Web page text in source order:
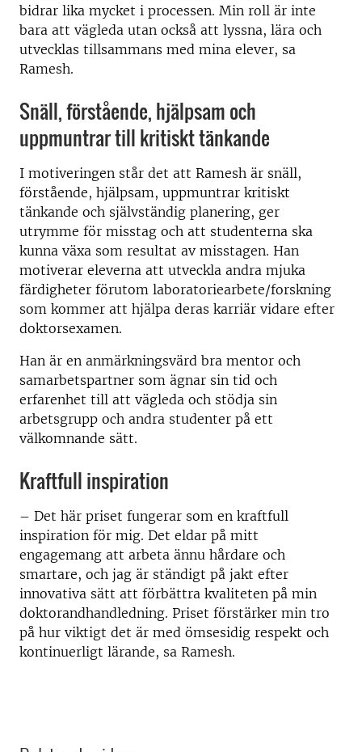
bidrar lika mycket i processen. Min roll är inte
bara att vägleda utan också att lyssna, lära och
utvecklas tillsammans med mina elever, sa
Ramesh.
Snäll, förstående, hjälpsam och
uppmuntrar till kritiskt tänkande
I motiveringen står det att Ramesh är snäll,
förstående, hjälpsam, uppmuntrar kritiskt
tänkande och självständig planering, ger
utrymme för misstag och att studenterna ska
kunna växa som resultat av misstagen. Han
motiverar eleverna att utveckla andra mjuka
färdigheter förutom laboratoriearbete/forskning
som kommer att hjälpa deras karriär vidare efter
doktorsexamen.
Han är en anmärkningsvärd bra mentor och
samarbetspartner som ägnar sin tid och
erfarenhet till att vägleda och stödja sin
arbetsgrupp och andra studenter på ett
välkomnande sätt.
Kraftfull inspiration
– Det här priset fungerar som en kraftfull
inspiration för mig. Det eldar på mitt
engagemang att arbeta ännu hårdare och
smartare, och jag är ständigt på jakt efter
innovativa sätt att förbättra kvaliteten på min
doktorandhandledning. Priset förstärker min tro
på hur viktigt det är med ömsesidig respekt och
kontinuerligt lärande, sa Ramesh.